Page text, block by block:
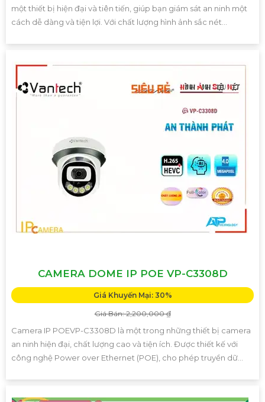
một thiết bị hiện đại và tiên tiến, giúp bạn giám sát an ninh một
cách dễ dàng và tiện lợi. Với chất lượng hình ảnh sắc nét...
CAMERA DOME IP POE VP-C3308D
Giá Khuyến Mại: 30%
Giá Bán: 2,200,000 ₫
Camera IP POEVP-C3308D là một trong những thiết bị camera
an ninh hiện đại, chất lượng cao và tiện ích. Được thiết kế với
công nghệ Power over Ethernet (POE), cho phép truyền dữ...